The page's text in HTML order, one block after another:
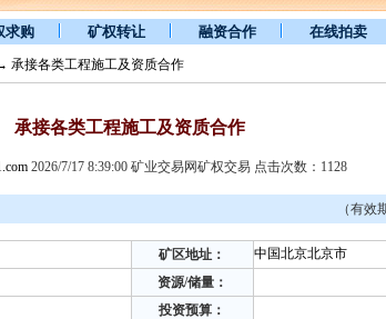
求购 矿权转让 融资合作 在线拍卖
承接各类工程施工及资质合作
承接各类工程施工及资质合作
2026/7/17 8:39:00 矿业交易网矿权交易 点击次数：1128
（有效
矿区地址：
中国北京北京市
资源/储量：
投资预算：